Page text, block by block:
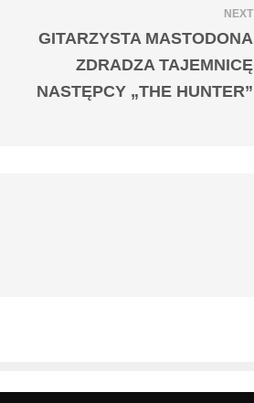
NEXT
GITARZYSTA MASTODONA
ZDRADZA TAJEMNICĘ
NASTĘPCY „THE HUNTER”